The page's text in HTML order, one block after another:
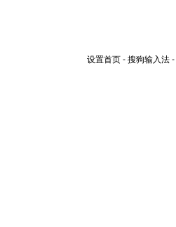
设置首页 - 搜狗输入法 -